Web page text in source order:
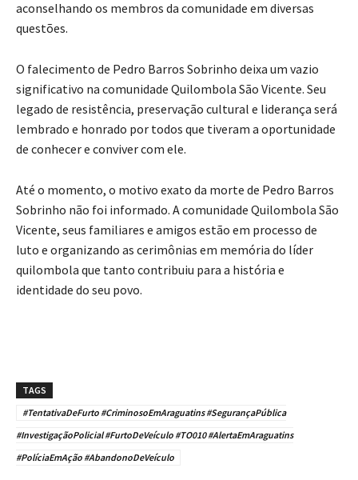
aconselhando os membros da comunidade em diversas
questões.
O falecimento de Pedro Barros Sobrinho deixa um vazio
significativo na comunidade Quilombola São Vicente. Seu
legado de resistência, preservação cultural e liderança será
lembrado e honrado por todos que tiveram a oportunidade
de conhecer e conviver com ele.
Até o momento, o motivo exato da morte de Pedro Barros
Sobrinho não foi informado. A comunidade Quilombola São
Vicente, seus familiares e amigos estão em processo de
luto e organizando as cerimônias em memória do líder
quilombola que tanto contribuiu para a história e
identidade do seu povo.
TAGS
#TentativaDeFurto #CriminosoEmAraguatins #SegurançaPública
#InvestigaçãoPolicial #FurtoDeVeículo #TO010 #AlertaEmAraguatins
#PolíciaEmAção #AbandonoDeVeículo